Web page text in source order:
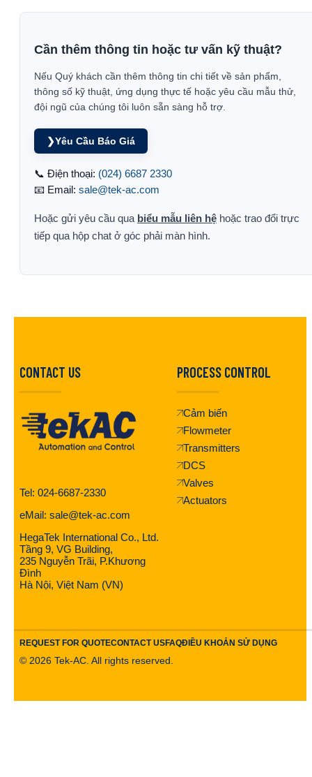
Cần thêm thông tin hoặc tư vấn kỹ thuật?
Nếu Quý khách cần thêm thông tin chi tiết về sản phẩm,
thông số kỹ thuật, ứng dụng thực tế hoặc yêu cầu mẫu thử,
đội ngũ của chúng tôi luôn sẵn sàng hỗ trợ.
❯Yêu Cầu Báo Giá
📞 Điện thoại: (024) 6687 2330
📧 Email: sale@tek-ac.com
Hoặc gửi yêu cầu qua biểu mẫu liên hệ hoặc trao đổi trực
tiếp qua hộp chat ở góc phải màn hình.
CONTACT US
Tel: 024-6687-2330
eMail: sale@tek-ac.com
HegaTek International Co., Ltd.
Tầng 9, VG Building,
235 Nguyễn Trãi, P.Khương
Đình
Hà Nội, Việt Nam (VN)
PROCESS CONTROL
Cảm biến
Flowmeter
Transmitters
DCS
Valves
Actuators
REQUEST FOR QUOTECONTACT USFAQĐIỀU KHOẢN SỬ DỤNG
© 2026 Tek-AC. All rights reserved.